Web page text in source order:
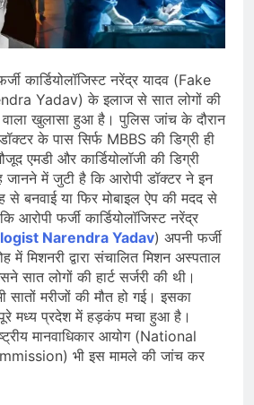
ने 39 पदकों के साथ अभियान चौथे
पर समाप्त किया
8, 2026
दिवस से पहले देशभर में ‘हर घर
तेज़
7, 2026
ने कई राज्यों में भारी बारिश और बाढ़ की
जारी की, उत्तर भारत और पूर्वोत्तर में
7, 2026
कार्डियोलॉजिस्ट नरेंद्र यादव (Fake
Yadav) के इलाज से सात लोगों की
खुलासा हुआ है। पुलिस जांच के दौरान
के पास सिर्फ MBBS की डिग्री ही
एमडी और कार्डियोलॉजी की डिग्री
में जुटी है कि आरोपी डॉक्टर ने इन
से बनवाई या फिर मोबाइल ऐप की मदद से
आरोपी फर्जी कार्डियोलॉजिस्ट नरेंद्र
Narendra Yadav) अपनी फर्जी
में मिशनरी द्वारा संचालित मिशन अस्पताल
सात लोगों की हार्ट सर्जरी की थी।
मरीजों की मौत हो गई। इसका
मध्य प्रदेश में हड़कंप मचा हुआ है।
मानवाधिकार आयोग (National
भी इस मामले की जांच कर